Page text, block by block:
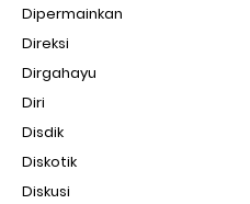
Dipermainkan
Direksi
Dirgahayu
Diri
Disdik
Diskotik
Diskusi